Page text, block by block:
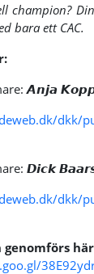
champion?
bara ett CAC.
𝘼𝙣𝙟𝙖
dkk/
𝘿𝙞𝙘𝙠
dkk/